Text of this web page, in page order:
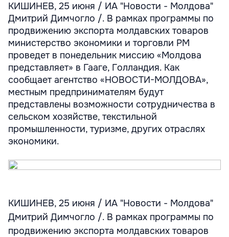
КИШИНЕВ, 25 июня / ИА "Новости - Молдова"
Дмитрий Димчогло /. В рамках программы по
продвижению экспорта молдавских товаров
министерство экономики и торговли РМ
проведет в понедельник миссию «Молдова
представляет» в Гааге, Голландия. Как
сообщает агентство «НОВОСТИ-МОЛДОВА»,
местным предпринимателям будут
представлены возможности сотрудничества в
сельском хозяйстве, текстильной
промышленности, туризме, других отраслях
экономики.
КИШИНЕВ, 25 июня / ИА "Новости - Молдова"
Дмитрий Димчогло /. В рамках программы по
продвижению экспорта молдавских товаров